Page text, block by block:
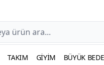
TAKIM GIYIM BÜYÜK